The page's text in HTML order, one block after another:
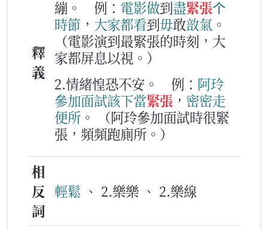
釋
義
繃。
例： 電影做到盡緊張个
時節 ， 大家都看到毋敢敨氣 。
（電影演到最緊張的時刻，大
家都屏息以視。）
2.情緒惶恐不安。
例： 阿玲
參加面試該下當緊張 ， 密密走
便所 。
（阿玲參加面試時很緊
張，頻頻跑廁所。）
相
反
詞
輕鬆 、 2.樂樂 、 2.樂線